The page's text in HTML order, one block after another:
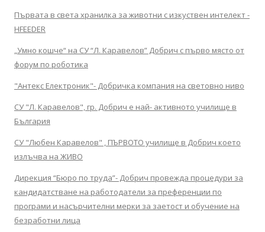
Първата в света хранилка за животни с изкуствен интелект -
HFEEDER
„Умно кошче“ на СУ “Л. Каравелов” Добрич с първо място от
форум по роботика
"Антекс Електроник"- Добричка компания на световно ниво
СУ "Л. Каравелов", гр. Добрич е най- активното училище в
България
СУ "Любен Каравелов" , ПЪРВОТО училище в Добрич което
излъчва на ЖИВО
Дирекция “Бюро по труда”- Добрич провежда процедури за
кандидатстване на работодатели за преференции по
програми и насърчителни мерки за заетост и обучение на
безработни лица